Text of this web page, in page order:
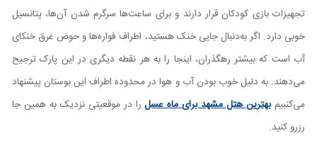
تجهیزات بازی کودکان قرار دارند و برای ساعت‌ها سرگرم شدن آن‌ها، پتانسیل
خوبی دارد. اگر به‌دنبال جایی خنک هستید، اطراف فواره‌ها و حوض غرق خنکای
آب است که بیشتر رهگذران، اینجا را به هر نقطه دیگری در این پارک ترجیح
می‌دهند. به دلیل خوب بودن آب و هوا در محدوده اطراف این بوستان پیشنهاد
می‌کنبیمبهترین هتل مشهد برای ماه عسلرا در موقعیتی نزدیک به همین جا
رزرو کنید.